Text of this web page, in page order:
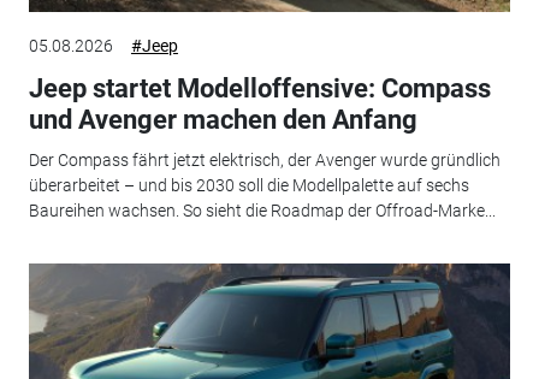
05.08.2026 #Jeep
Jeep startet Modelloffensive: Compass
und Avenger machen den Anfang
Der Compass fährt jetzt elektrisch, der Avenger wurde gründlich
überarbeitet – und bis 2030 soll die Modellpalette auf sechs
Baureihen wachsen. So sieht die Roadmap der Offroad-Marke...